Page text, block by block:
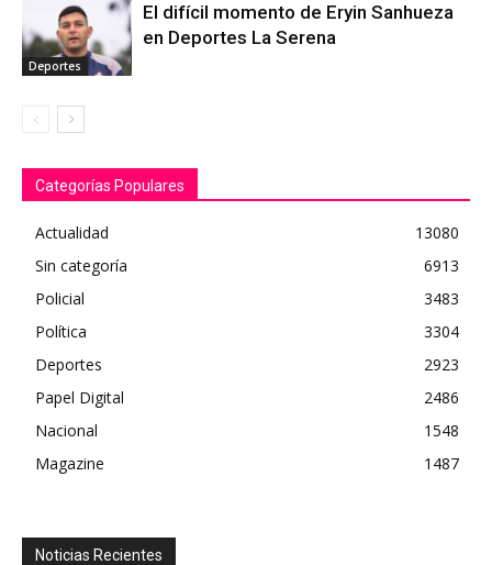
Deportes
El difícil momento de Eryin Sanhueza
en Deportes La Serena
Categorías Populares
Actualidad
13080
Sin categoría
6913
Policial
3483
Política
3304
Deportes
2923
Papel Digital
2486
Nacional
1548
Magazine
1487
Noticias Recientes